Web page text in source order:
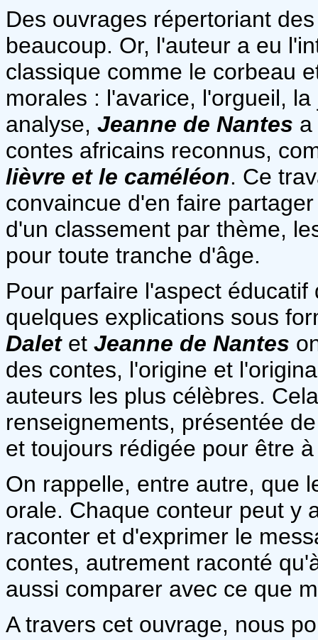
Des ouvrages répertoriant
beaucoup. Or, l'auteur a eu
classique comme le corbeau
morales : l'avarice, l'orgueil,
analyse, Jeanne de Nantes a
contes africains reconnus,
lièvre et le caméléon. Ce
convaincue d'en faire
d'un classement par thème,
pour toute tranche d'âge.
Pour parfaire l'aspect
quelques explications sous
Daletet Jeanne de Nantes
des contes, l'origine et
auteurs les plus célèbres.
renseignements, présentée
et toujours rédigée pour être
On rappelle, entre autre, que
orale. Chaque conteur peut y
raconter et d'exprimer le
contes, autrement raconté
aussi comparer avec ce que
A travers cet ouvrage, nous